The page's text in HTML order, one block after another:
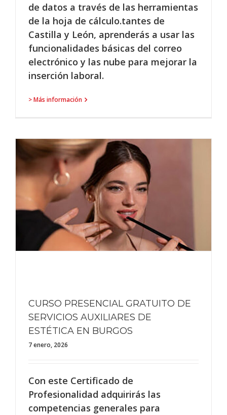
de datos a través de las herramientas
de la hoja de cálculo.tantes de
Castilla y León, aprenderás a usar las
funcionalidades básicas del correo
electrónico y las nube para mejorar la
inserción laboral.
> Más información
CURSO PRESENCIAL GRATUITO DE
SERVICIOS AUXILIARES DE
ESTÉTICA EN BURGOS
7 enero, 2026
Con este Certificado de
Profesionalidad adquirirás las
competencias generales para